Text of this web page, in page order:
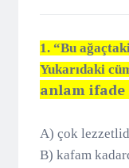
1. “Bu
Yukarıdaki
anlam
A) çok
B) kafam